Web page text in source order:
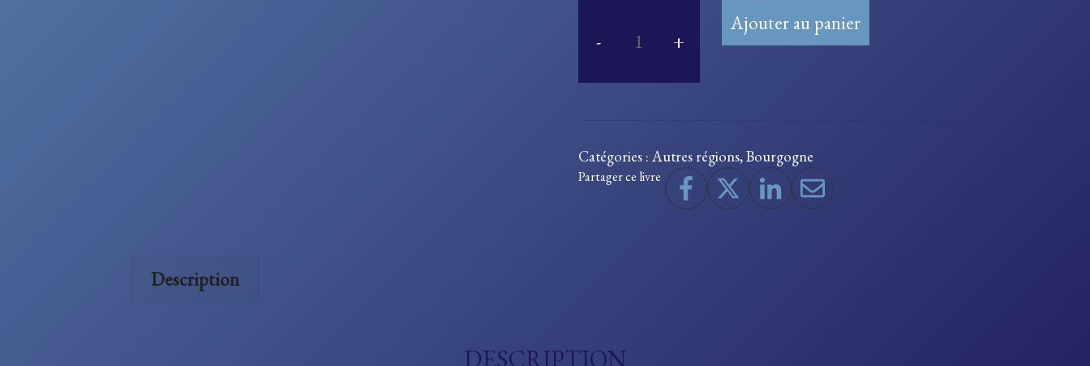
quantité
de
la
commune
(Saône-
Ajouter au panier
Catégories : Autres régions,Bourgogne
Partager ce livre
Description
DESCRIPTION